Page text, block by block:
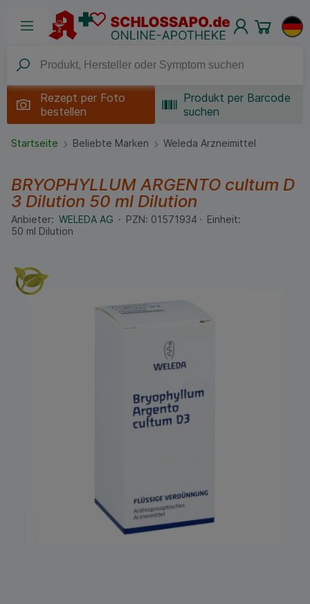
Rezept per Foto
bestellen
Produkt per Barcode
suchen
Startseite Beliebte Marken Weleda Arzneimittel
BRYOPHYLLUM ARGENTO cultum D
3 Dilution 50 ml Dilution
Anbieter: WELEDA AG PZN: 01571934
Einheit:
50 ml Dilution